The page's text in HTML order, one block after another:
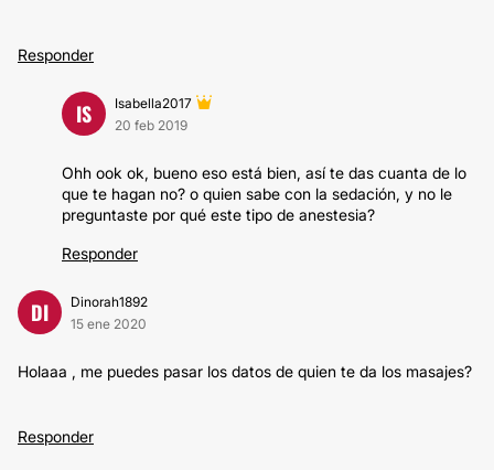
Responder
IS
Isabella2017
20 feb 2019
Ohh ook ok, bueno eso está bien, así te das cuanta de lo
que te hagan no? o quien sabe con la sedación, y no le
preguntaste por qué este tipo de anestesia?
Responder
DI
Dinorah1892
15 ene 2020
Holaaa , me puedes pasar los datos de quien te da los masajes?
Responder